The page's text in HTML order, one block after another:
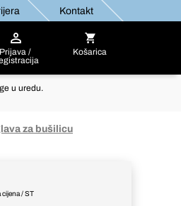
Kontakt
Prijava /
Košarica
u uredu.
za bušilicu
/ ST